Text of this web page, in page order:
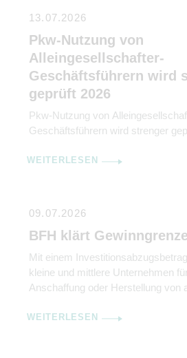
13.07.2026
Pkw-Nutzung von
Alleingesellschafter-
Geschäftsführern wird
geprüft 2026
Pkw-Nutzung von
Geschäftsführern wird strenger
WEITERLESEN
09.07.2026
BFH klärt
Mit einem
kleine und mittlere Unternehmen
Anschaffung oder Herstellung von
bis zu 50 % der voraussichtlichen
WEITERLESEN